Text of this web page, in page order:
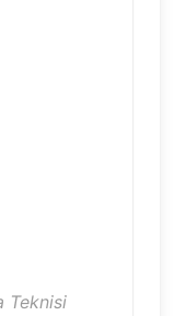
Teknisi